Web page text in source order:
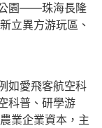
園——珠海長隆
立異方游玩區、
愛飛客航空科
科普、研學游
業企業資本，主